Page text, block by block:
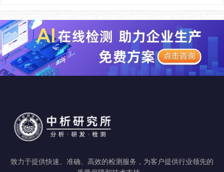
致力于提供快速、准确、高效的检测服务，为客户提供行业领先的